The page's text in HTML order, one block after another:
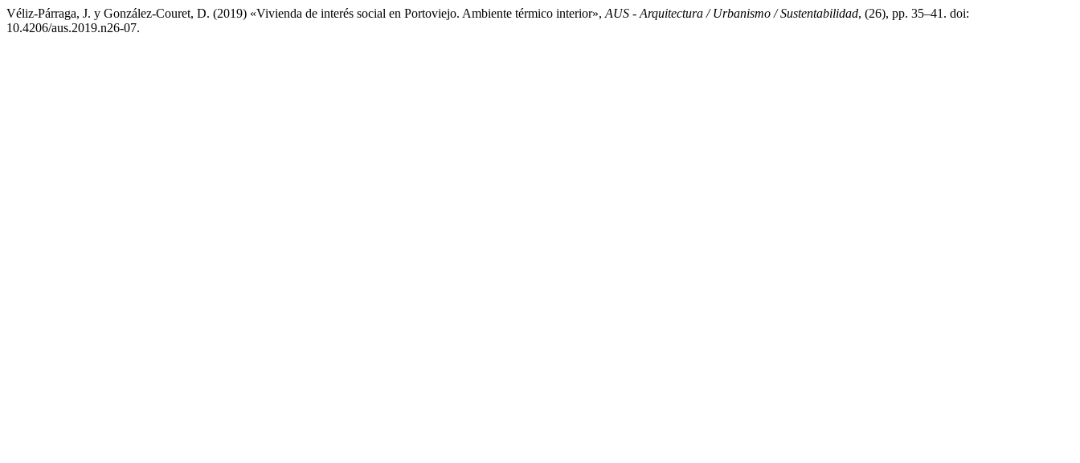
Véliz-Párraga, J. y González-Couret, D. (2019) «Vivienda de interés social en Portoviejo. Ambiente térmico interior», AUS - Arquitectura / Urbanismo / Sustentabilidad, (26), pp. 35–41. doi:
10.4206/aus.2019.n26-07.